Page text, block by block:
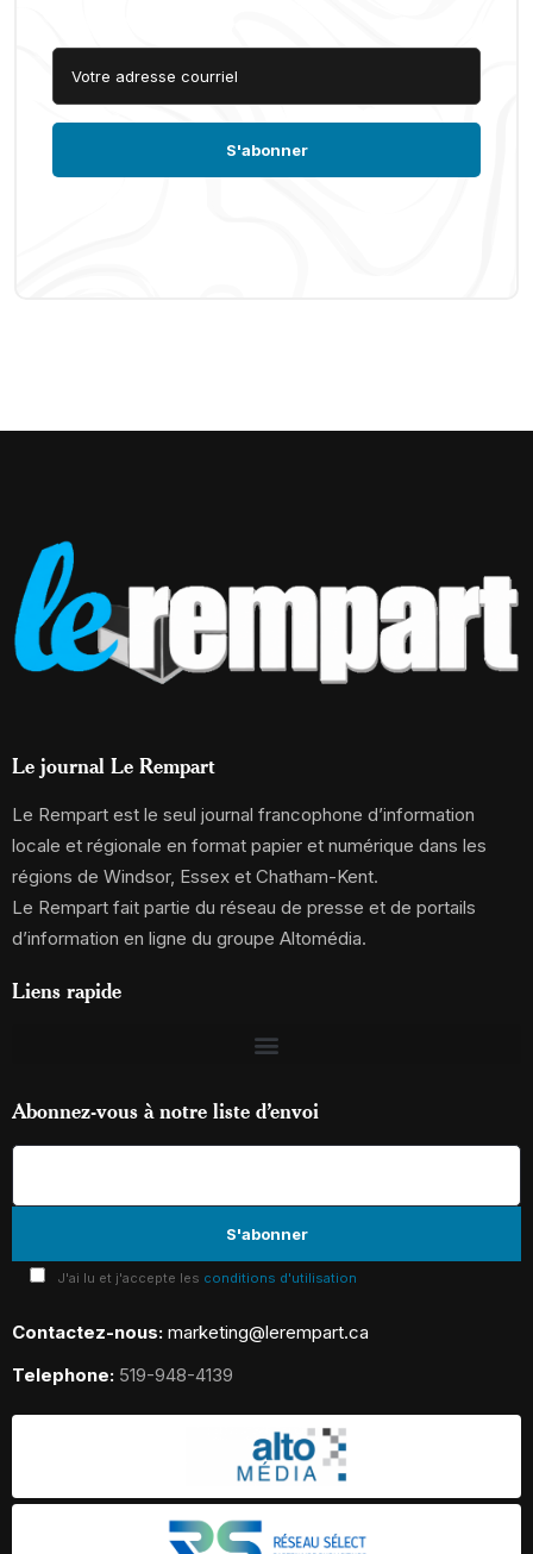
Le journal Le Rempart
Le Rempart est le seul journal francophone d’information
locale et régionale en format papier et numérique dans les
régions de Windsor, Essex et Chatham-Kent.
Le Rempart fait partie du réseau de presse et de portails
d’information en ligne du groupe Altomédia.
Liens rapide
Abonnez-vous à notre liste d’envoi
J'ai lu et j'accepte les conditions d'utilisation
Contactez-nous: marketing@lerempart.ca
Telephone: 519-948-4139